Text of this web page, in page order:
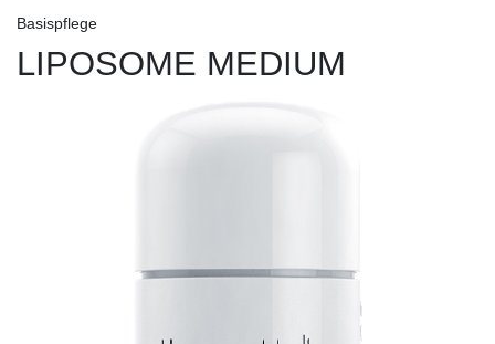
Basispflege
LIPOSOME MEDIUM